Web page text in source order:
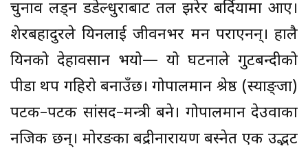
चुनाव लड्न डडेल्धुराबाट तल झरेर बर्दियामा आए।
शेरबहादुरले यिनलाई जीवनभर मन पराएनन्। हालै
यिनको देहावसान भयो— यो घटनाले गुटबन्दीको
पीडा थप गहिरो बनाउँछ। गोपालमान श्रेष्ठ (स्याङ्जा)
पटक–पटक सांसद–मन्त्री बने। गोपालमान देउवाका
नजिक छन्। मोरङका बद्रीनारायण बस्नेत एक उद्भट